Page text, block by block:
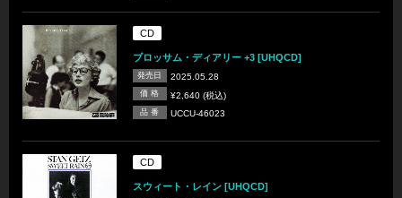
CD
ブロッサム・ディアリー +3 [UHQCD]
発売日 2025.05.28
価 格 ¥2,640 (税込)
品 番 UCCU-46023
CD
スウィート・レイン [UHQCD]